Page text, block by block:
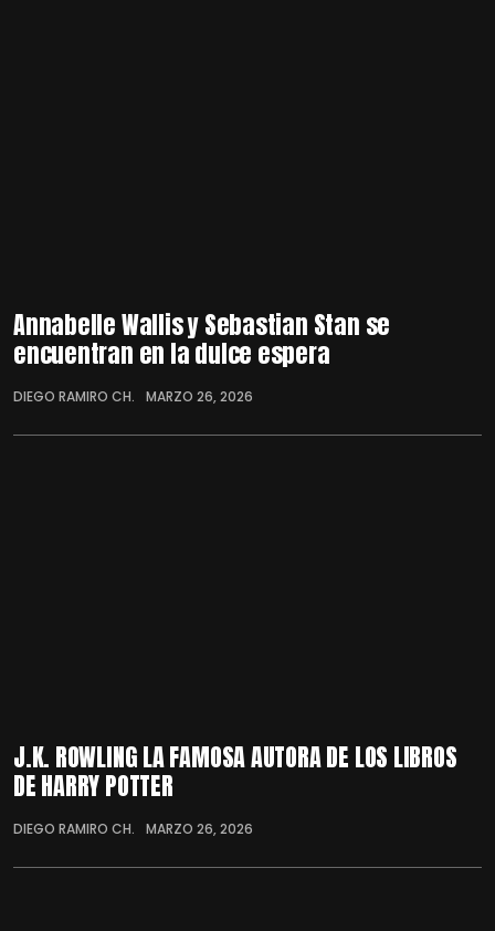
Annabelle Wallis y Sebastian Stan se
encuentran en la dulce espera
DIEGO RAMIRO CH. MARZO 26, 2026
J.K. ROWLING LA FAMOSA AUTORA DE LOS LIBROS
DE HARRY POTTER
DIEGO RAMIRO CH. MARZO 26, 2026